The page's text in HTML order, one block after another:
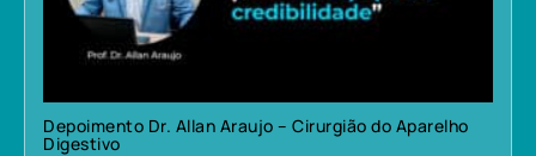
Depoimento Dr. Allan Araujo – Cirurgião do Aparelho
Digestivo